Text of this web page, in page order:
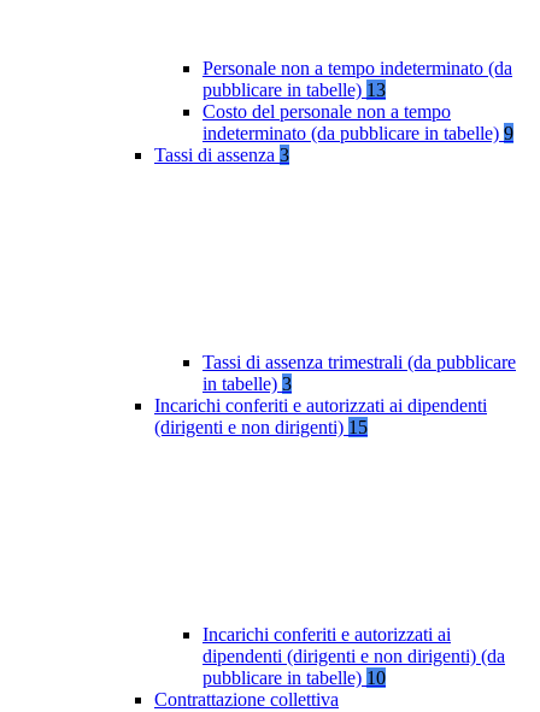
Personale non a tempo indeterminato (da
pubblicare in tabelle) 13
Costo del personale non a tempo
indeterminato (da pubblicare in tabelle) 9
Tassi di assenza 3
Tassi di assenza trimestrali (da pubblicare
in tabelle) 3
Incarichi conferiti e autorizzati ai dipendenti
(dirigenti e non dirigenti) 15
Incarichi conferiti e autorizzati ai
dipendenti (dirigenti e non dirigenti) (da
pubblicare in tabelle) 10
Contrattazione collettiva